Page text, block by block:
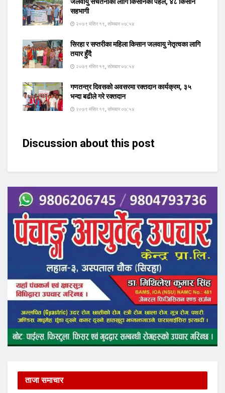
जलवायु सचेतनाका लागि किसानको पहल, ४८ किसान
सहभागी
२०७९ मंसिर १९, सोमबार ०७:५४
सिरहा र सप्तरीका महिला किसान जलवायु नेतृत्वका लागि
तयार हुँदै
२०७९ मंसिर १९, सोमबार ०७:५४
गणतन्त्र दिवसको अवसरमा रक्तदान कार्यक्रम, ३५
भन्दा बढीले गरे रक्तदान
२०७९ मंसिर १९, सोमबार ०७:५४
Discussion about this post
ताजा समाचार